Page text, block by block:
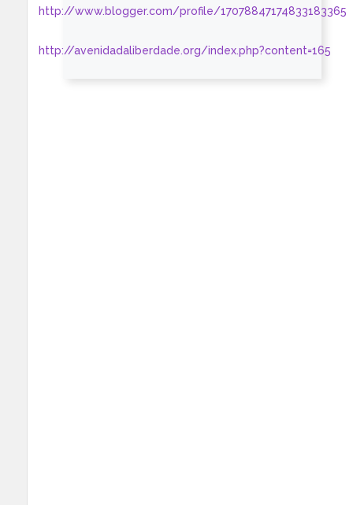
http://www.blogger.com/profile/17078847174833183365
http://avenidadaliberdade.org/index.php?content=165